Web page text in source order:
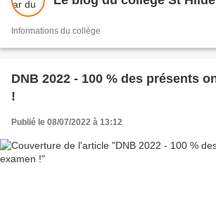
Informations du collège
DNB 2022 - 100 % des présents
!
Publié le 08/07/2022 à 13:12